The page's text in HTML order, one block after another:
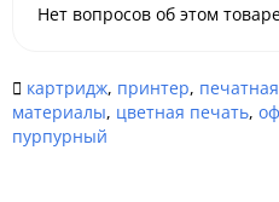
Нет вопросов об этом
картридж, принтер,
материалы, цветная печать,
пурпурный